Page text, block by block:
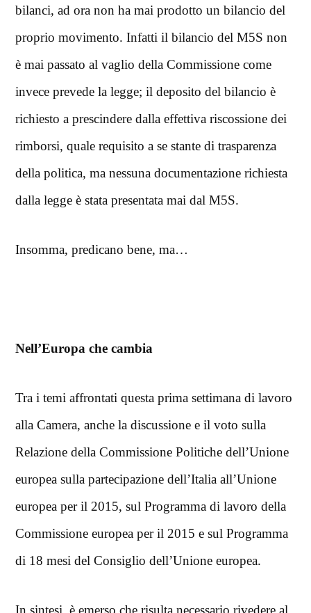
bilanci, ad ora non ha mai prodotto un bilancio del
proprio movimento. Infatti il bilancio del M5S non
è mai passato al vaglio della Commissione come
invece prevede la legge; il deposito del bilancio è
richiesto a prescindere dalla effettiva riscossione dei
rimborsi, quale requisito a se stante di trasparenza
della politica, ma nessuna documentazione richiesta
dalla legge è stata presentata mai dal M5S.
Insomma, predicano bene, ma…
Nell’Europa che cambia
Tra i temi affrontati questa prima settimana di lavoro
alla Camera, anche la discussione e il voto sulla
Relazione della Commissione Politiche dell’Unione
europea sulla partecipazione dell’Italia all’Unione
europea per il 2015, sul Programma di lavoro della
Commissione europea per il 2015 e sul Programma
di 18 mesi del Consiglio dell’Unione europea.